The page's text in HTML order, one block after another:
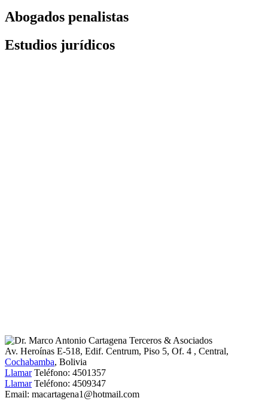
Abogados penalistas
Estudios jurídicos
Av. Heroínas E-518, Edif. Centrum, Piso 5, Of. 4 , Central,
Cochabamba, Bolivia
Llamar Teléfono: 4501357
Llamar Teléfono: 4509347
Email: macartagena1@hotmail.com